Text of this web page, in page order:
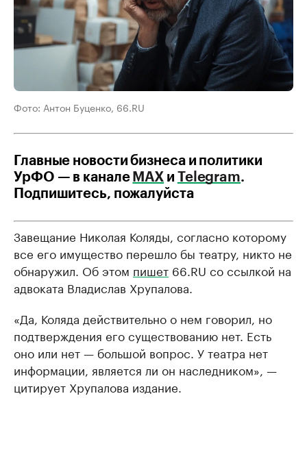
Фото: Антон Буценко, 66.RU
Главные новости бизнеса и политики
УрФО — в канале МАХ и Telegram.
Подпишитесь, пожалуйста
Завещание Николая Коляды, согласно которому
все его имущество перешло бы театру, никто не
обнаружил. Об этом пишет 66.RU со ссылкой на
адвоката Владислав Хрупалова.
«Да, Коляда действительно о нем говорил, но
подтверждения его существованию нет. Есть
оно или нет — большой вопрос. У театра нет
информации, является ли он наследником», —
цитирует Хрупалова издание.